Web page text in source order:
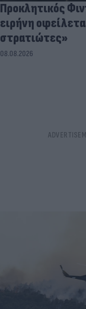
Προκλητικός
ειρήνη
στρατιώτες»
08.08.2026